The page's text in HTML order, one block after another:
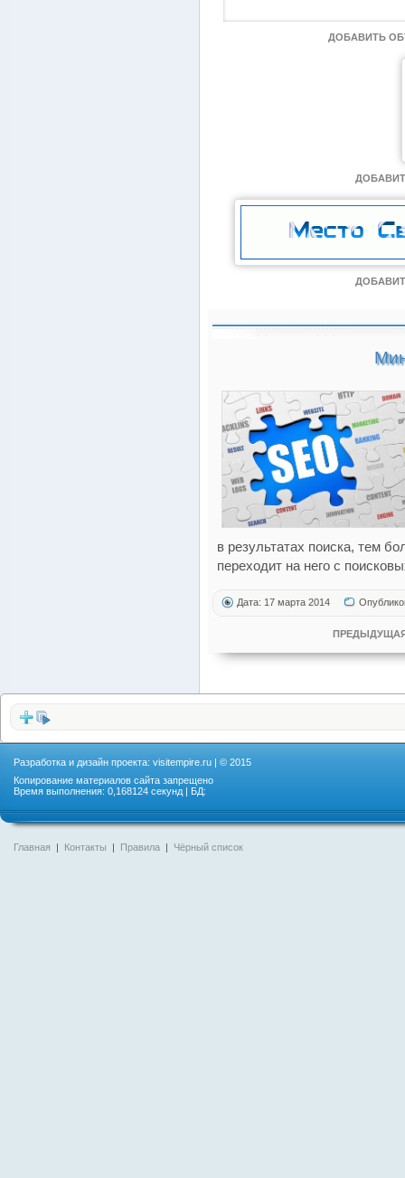
ДОБАВИТЬ
в результатах поиска, тем
переходит на него с
Дата: 17 марта 2014
Разработка и дизайн проекта: visitempire.ru | © 2015
Копирование материалов сайта запрещено
Время выполнения: 0,168124 секунд | БД:
Главная | Контакты | Правила | Чёрный список